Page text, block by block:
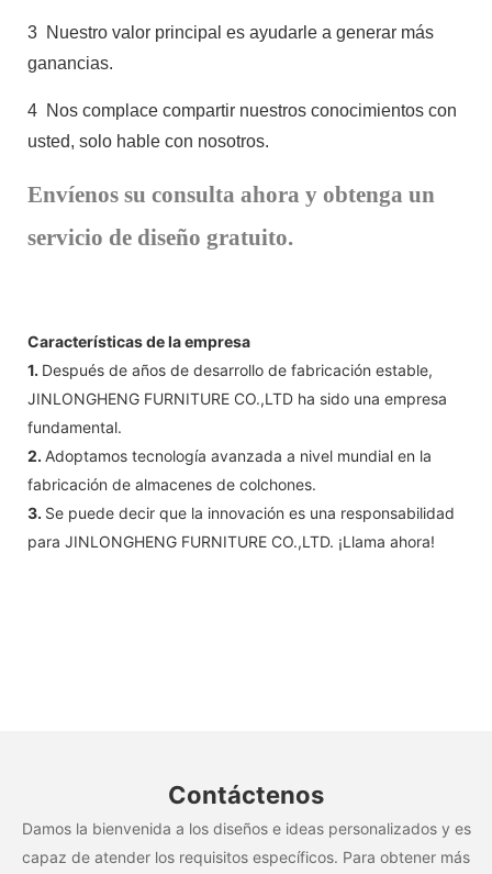
3 Nuestro valor principal es ayudarle a generar más
ganancias.
4 Nos complace compartir nuestros conocimientos con
usted, solo hable con nosotros.
Envíenos su consulta ahora y obtenga un
servicio de diseño gratuito.
Características de la empresa
1. Después de años de desarrollo de fabricación estable,
JINLONGHENG FURNITURE CO.,LTD ha sido una empresa
fundamental.
2. Adoptamos tecnología avanzada a nivel mundial en la
fabricación de almacenes de colchones.
3. Se puede decir que la innovación es una responsabilidad
para JINLONGHENG FURNITURE CO.,LTD. ¡Llama ahora!
Contáctenos
Damos la bienvenida a los diseños e ideas personalizados y es
capaz de atender los requisitos específicos. Para obtener más